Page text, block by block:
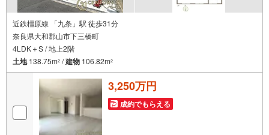
近鉄橿原線 「九条」駅 徒歩31分
奈良県大和郡山市下三橋町
4LDK＋S / 地上2階
土地138.75m2 /建物 106.82m2
3,250万円
成約でもらえる